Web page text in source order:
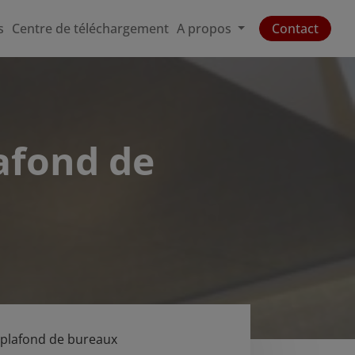
Centre de téléchargement A propos Contact
de
de bureaux